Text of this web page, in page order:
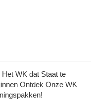
Het WK dat Staat te
Ontdek Onze WK